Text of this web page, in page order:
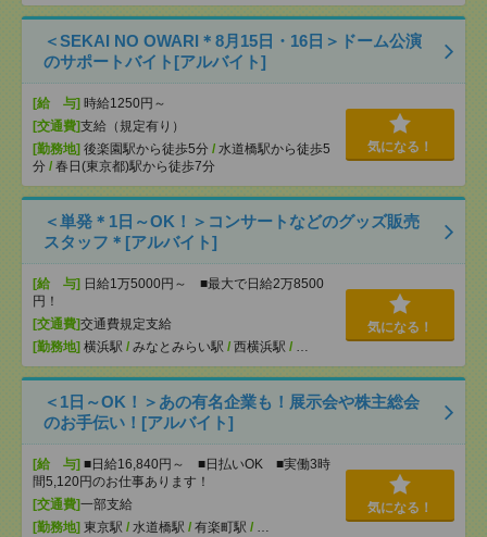
＜SEKAI NO OWARI＊8月15日・16日＞ドーム公演
のサポートバイト[アルバイト]
[給 与] 時給1250円～
[交通費]支給（規定有り）
[勤務地] 後楽園駅から徒歩5分 / 水道橋駅から徒歩5
分 / 春日(東京都)駅から徒歩7分
気になる！
＜単発＊1日～OK！＞コンサートなどのグッズ販売
スタッフ＊[アルバイト]
[給 与] 日給1万5000円～ ■最大で日給2万8500
円！
[交通費]交通費規定支給
[勤務地] 横浜駅 / みなとみらい駅 / 西横浜駅 / …
気になる！
＜1日～OK！＞あの有名企業も！展示会や株主総会
のお手伝い！[アルバイト]
[給 与] ■日給16,840円～ ■日払いOK ■実働3時
間5,120円のお仕事あります！
[交通費]一部支給
[勤務地] 東京駅 / 水道橋駅 / 有楽町駅 / …
気になる！